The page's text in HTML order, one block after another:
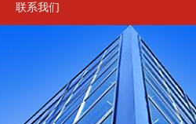
联系我们